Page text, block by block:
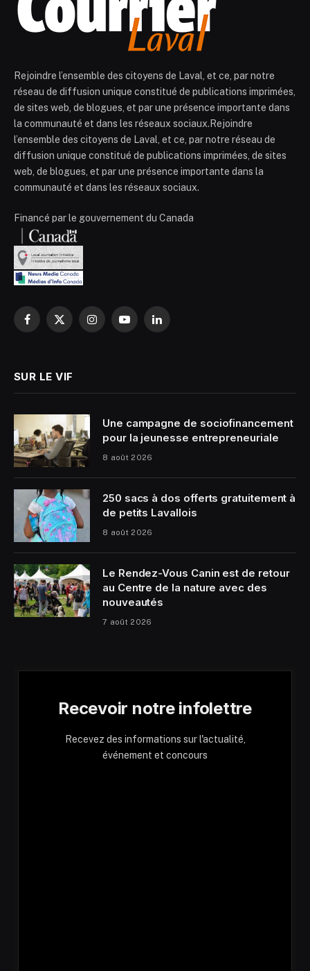
Rejoindre l’ensemble des citoyens de Laval, et ce, par notre
réseau de diffusion unique constitué de publications imprimées,
de sites web, de blogues, et par une présence importante dans
la communauté et dans les réseaux sociaux.Rejoindre
l’ensemble des citoyens de Laval, et ce, par notre réseau de
diffusion unique constitué de publications imprimées, de sites
web, de blogues, et par une présence importante dans la
communauté et dans les réseaux sociaux.
Financé par le gouvernement du Canada
Facebook
X
InstagramYouTubeLinkedIn
SUR LE VIF
Une campagne de sociofinancement
pour la jeunesse entrepreneuriale
8 août 2026
250 sacs à dos offerts gratuitement à
de petits Lavallois
8 août 2026
Le Rendez-Vous Canin est de retour
au Centre de la nature avec des
nouveautés
7 août 2026
Recevoir notre infolettre
Recevez des informations sur l'actualité,
événement et concours